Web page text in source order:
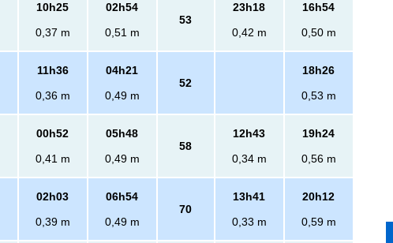
10h25
0,37 m
02h54
0,51 m
53
23h18
0,42 m
16h54
0,50 m
11h36
0,36 m
04h21
0,49 m
52
18h26
0,53 m
00h52
0,41 m
05h48
0,49 m
58
12h43
0,34 m
19h24
0,56 m
02h03
0,39 m
06h54
0,49 m
70
13h41
0,33 m
20h12
0,59 m